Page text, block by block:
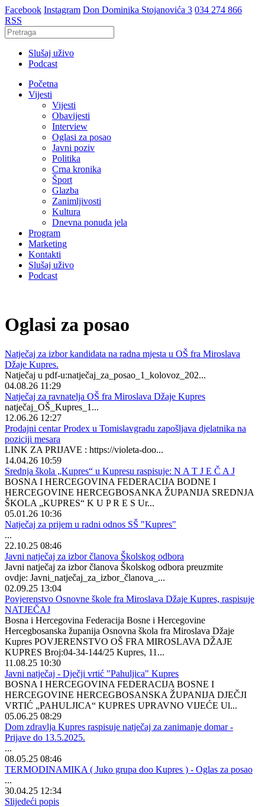
Facebook Instagram Don Dominika Stojanovića 3 034 274 866
RSS
Slušaj uživo
Podcast
Početna
Vijesti
Vijesti
Obavijesti
Interview
Oglasi za posao
Javni poziv
Politika
Crna kronika
Šport
Glazba
Zanimljivosti
Kultura
Dnevna ponuda jela
Program
Marketing
Kontakti
Slušaj uživo
Podcast
Oglasi za posao
Natječaj za izbor kandidata na radna mjesta u OŠ fra Miroslava
Džaje Kupres.
Natječaj u pdf-u:natječaj_za_posao_1_kolovoz_202...
04.08.26 11:29
Natječaj za ravnatelja OŠ fra Miroslava Džaje Kupres
natječaj_OŠ_Kupres_1...
12.06.26 12:27
Prodajni centar Prodex u Tomislavgradu zapošljava djelatnika na
poziciji mesara
LINK ZA PRIJAVE : https://violeta-doo...
14.04.26 10:59
Srednja škola „Kupres“ u Kupresu raspisuje: N A T J E Č A J
BOSNA I HERCEGOVINA FEDERACIJA BODNE I
HERCEGOVINE HERCEGBOSANKA ŽUPANIJA SREDNJA
ŠKOLA „KUPRES“ K U P R E S Ur...
05.01.26 10:36
Natječaj za prijem u radni odnos SŠ "Kupres"
...
22.10.25 08:46
Javni natječaj za izbor članova Školskog odbora
Javni natječaj za izbor članova Školskog odbora preuzmite
ovdje: Javni_natječaj_za_izbor_članova_...
02.09.25 13:04
Povjerenstvo Osnovne škole fra Miroslava Džaje Kupres, raspisuje
NATJEČAJ
Bosna i Hercegovina Federacija Bosne i Hercegovine
Hercegbosanska županija Osnovna škola fra Miroslava Džaje
Kupres POVJERENSTVO OŠ FRA MIROSLAVA DŽAJE
KUPRES Broj:04-34-144/25 Kupres, 11...
11.08.25 10:30
Javni natječaj - Dječji vrtić "Pahuljica" Kupres
BOSNA I HERCEGOVINA FEDERACIJA BOSNE I
HERCEGOVINE HERCEGBOSANSKA ŽUPANIJA DJEČJI
VRTIĆ „PAHULJICA“ KUPRES UPRAVNO VIJEĆE Ul...
05.06.25 08:29
Dom zdravlja Kupres raspisuje natječaj za zanimanje domar -
Prijave do 13.5.2025.
...
08.05.25 08:46
TERMODINAMIKA ( Juko grupa doo Kupres ) - Oglas za posao
...
30.04.25 12:34
Slijedeći popis